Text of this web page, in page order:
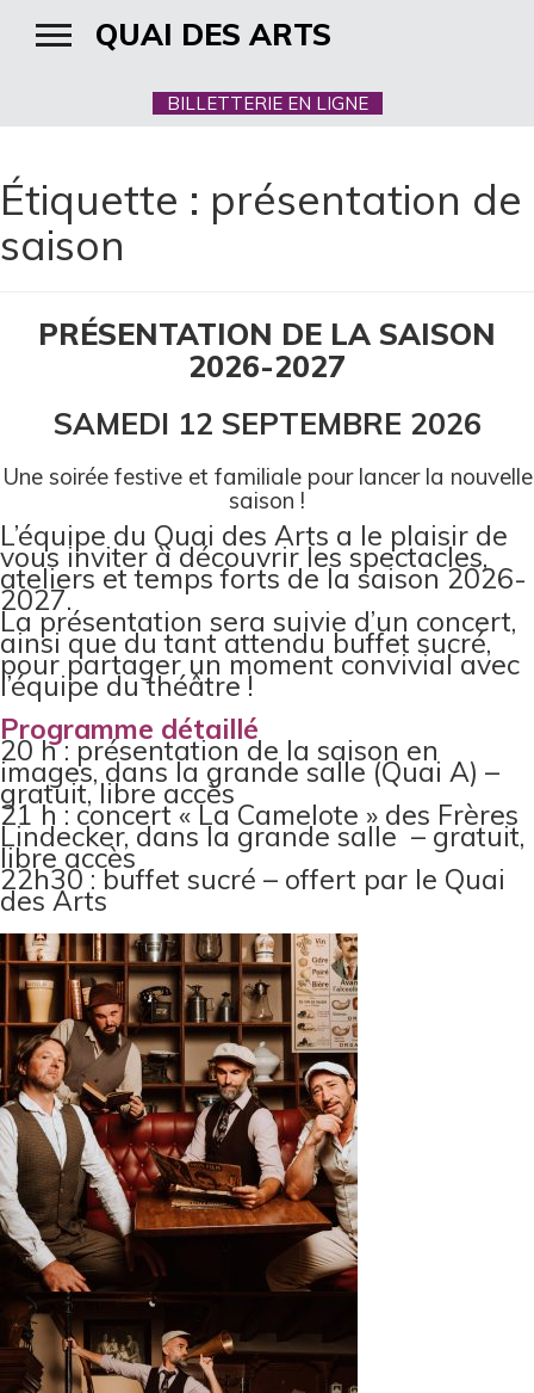
QUAI DES ARTS
BILLETTERIE EN LIGNE
Étiquette : présentation de
saison
PRÉSENTATION DE LA SAISON
2026-2027
SAMEDI 12 SEPTEMBRE 2026
Une soirée festive et familiale pour lancer la nouvelle
saison !
L’équipe du Quai des Arts a le plaisir de
vous inviter à découvrir les spectacles,
ateliers et temps forts de la saison 2026-
2027.
La présentation sera suivie d’un concert,
ainsi que du tant attendu buffet sucré,
pour partager un moment convivial avec
l’équipe du théâtre !
Programme détaillé
20 h : présentation de la saison en
images, dans la grande salle (Quai A) –
gratuit, libre accès
21 h : concert « La Camelote » des Frères
Lindecker, dans la grande salle – gratuit,
libre accès
22h30 : buffet sucré – offert par le Quai
des Arts